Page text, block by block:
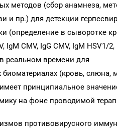
методов (сбор анамнеза,
и пр.) для детекции
(определение в сыворотке
IgM CMV, IgG CMV, IgM HSV1/2,
реальном времени для
(кровь, слюна,
принципиальное
на фоне проводимой
противовирусного